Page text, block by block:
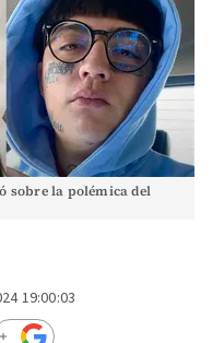
sobre la polémica del
19:00:03